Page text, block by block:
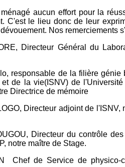
aucun effort pour la
C'est le lieu donc de leur
Nos remerciements
Directeur Général du
responsable de la filière génie
de la vie(ISNV) de
Directrice de mémoire
Directeur adjoint de l'ISNV,
Directeur du contrôle
notre maître de Stage.
Chef de Service de physico-